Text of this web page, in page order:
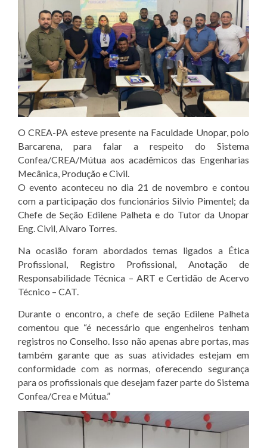
O CREA-PA esteve presente na Faculdade Unopar, polo
Barcarena, para falar a respeito do Sistema
Confea/CREA/Mútua aos acadêmicos das Engenharias
Mecânica, Produção e Civil.
O evento aconteceu no dia 21 de novembro e contou
com a participação dos funcionários Silvio Pimentel; da
Chefe de Seção Edilene Palheta e do Tutor da Unopar
Eng. Civil, Alvaro Torres.
Na ocasião foram abordados temas ligados a Ética
Profissional, Registro Profissional, Anotação de
Responsabilidade Técnica – ART e Certidão de Acervo
Técnico – CAT.
Durante o encontro, a chefe de seção Edilene Palheta
comentou que “é necessário que engenheiros tenham
registros no Conselho. Isso não apenas abre portas, mas
também garante que as suas atividades estejam em
conformidade com as normas, oferecendo segurança
para os profissionais que desejam fazer parte do Sistema
Confea/Crea e Mútua.”